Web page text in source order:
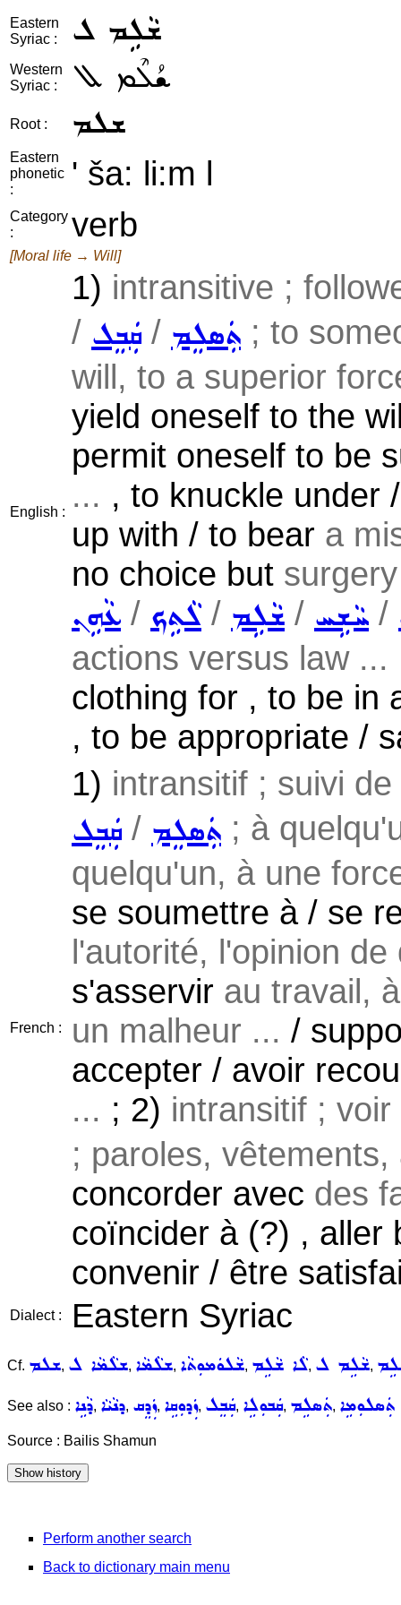
Eastern
Syriac :
ܫܵܠܹܡ ܠ
Western
Syriac :
ܫܳܠܶܡ ܠ
Root : ܫܠܡ
Eastern
phonetic
:
' ša: li:m l
Category
:
verb
[Moral life → Will]
English :
1) intransitive ;
/ ܩܲܒܸܠ / ܬܲܣܠܸܡ ; to
will, to a superior
yield oneself to the
permit oneself to be
... , to knuckle under
up with / to bear a
no choice but
ܥܵܗܹܢ / ܠܵܬܹܟ/ ܫܵܠܹܡ / ܚܵܫܹܚ /
actions versus law ...
clothing for , to be in
, to be appropriate /
French :
1) intransitif ; suivi de
ܩܲܒܸܠ / ܬܲܣܠܸܡ ; à
quelqu'un, à une
se soumettre à / se
l'autorité, l'opinion de
s'asservir au travail,
un malheur ... /
accepter / avoir
... ; 2) intransitif ;
; paroles,
concorder avec des
coïncider à (?) , aller
convenir / être
Dialect : Eastern Syriac
Cf. ܫܠܡ, ܫܠܵܡܵܐ ܠ, ܫܠܵܡܵܐ, ܫܵܠܘܿܡܘܼܬܵܐ, ܠܵܐ ܫܵܠܹܡ, ܫܵܠܹܡ ܠ,
See also : ܕܵܢܹܐ, ܕܢܵܝܵܐ, ܙܲܕܸܩ, ܙܲܕܘܼܩܹܐ, ܩܲܒܸܠ, ܩܲܒܘܼܠܹܐ, ܬܲܣܠܹܡ, ܬܲܣܠܘܼܡܹܐ
Source : Bailis Shamun
Perform another search
Back to dictionary main menu